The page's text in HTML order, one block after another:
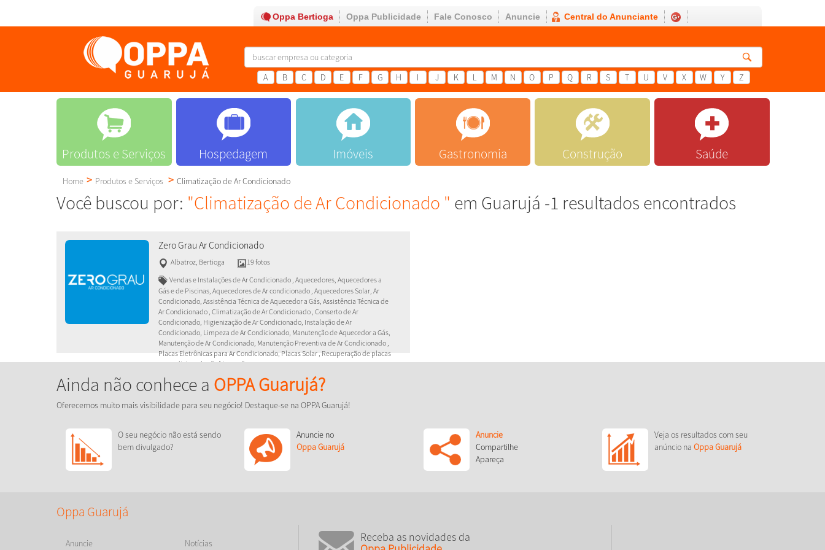
Oppa Bertioga Oppa Publicidade Fale Conosco Anuncie Central do Anunciante
A B C D E F G H I J K L M N O P Q R S T U V X W Y Z
Produtos e Serviços Hospedagem Imóveis Gastronomia Construção Saúde
Home Produtos e Serviços Climatização de Ar Condicionado
Você buscou por: "Climatização de Ar Condicionado " em Guarujá -1 resultados encontrados
Zero Grau Ar Condicionado
Albatroz, Bertioga
19 fotos
Vendas e Instalações de Ar Condicionado , Aquecedores, Aquecedores a
Gás e de Piscinas, Aquecedores de Ar condicionado , Aquecedores Solar, Ar
Condicionado, Assistência Técnica de Aquecedor a Gás, Assistência Técnica de
Ar Condicionado , Climatização de Ar Condicionado , Conserto de Ar
Condicionado, Higienização de Ar Condicionado, Instalação de Ar
Condicionado, Limpeza de Ar Condicionado, Manutenção de Aquecedor a Gás,
Manutenção de Ar Condicionado, Manutenção Preventiva de Ar Condicionado ,
Placas Eletrônicas para Ar Condicionado, Placas Solar , Recuperação de placas
ar condicionado , Refrigeração
Ar-Condicionado - Instalação, venda, Manutenção preventiva e
corretiva, recuperação de placas eletrônicas, especialidade em
aparelhos Inverter de todas as marcas e modelos .
Ainda não conhece a OPPA Guarujá?
Oferecemos muito mais visibilidade para seu negócio! Destaque-se na OPPA Guarujá!
O seu negócio não está sendo
bem divulgado?
Anuncie no
Oppa Guarujá
Anuncie
Compartilhe
Apareça
Veja os resultados com seu
anúncio na Oppa Guarujá
Oppa Guarujá
Anuncie Notícias
Receba as novidades da